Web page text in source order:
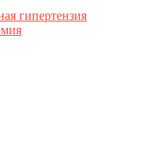
гипертензия